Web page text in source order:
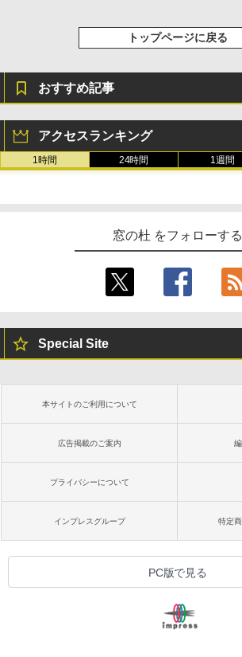
トップページに戻る
おすすめ記事
アクセスランキング
1時間 24時間 1週間
窓の杜 をフォローする
Special Site
本サイトのご利用について
広告掲載のご案内
プライバシーについて
インプレスグループ 特定
PC版で見る